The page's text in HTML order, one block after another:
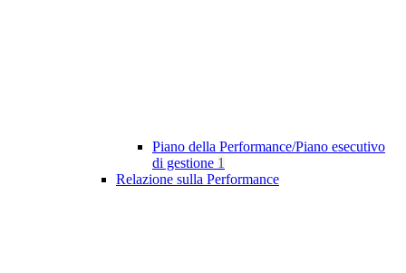
Piano della Performance/Piano esecutivo
di gestione 1
Relazione sulla Performance